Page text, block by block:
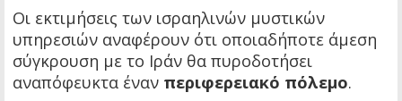
Οι εκτιμήσεις των ισραηλινών μυστικών
υπηρεσιών αναφέρουν ότι οποιαδήποτε άμεση
σύγκρουση με το Ιράν θα πυροδοτήσει
αναπόφευκτα έναν περιφερειακό πόλεμο.